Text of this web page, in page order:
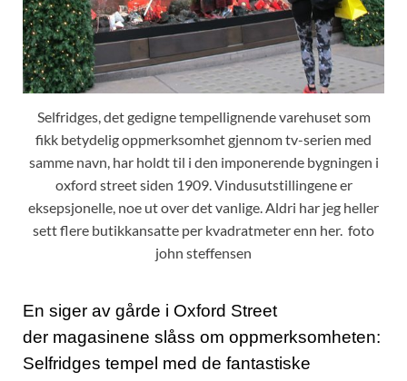
Selfridges, det gedigne tempellignende varehuset som
fikk betydelig oppmerksomhet gjennom tv-serien med
samme navn, har holdt til i den imponerende bygningen i
oxford street siden 1909. Vindusutstillingene er
eksepsjonelle, noe ut over det vanlige. Aldri har jeg heller
sett flere butikkansatte per kvadratmeter enn her. foto
john steffensen
En siger av gårde i Oxford Street
der magasinene slåss om oppmerksomheten:
Selfridges tempel med de fantastiske